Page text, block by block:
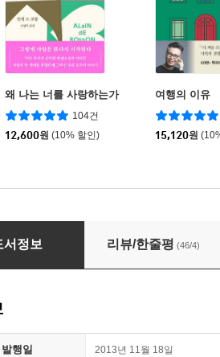
왜 나는 너를 사랑하는가
104건
12,600원 (10% 할인)
여행의 이유
15,120원
하여
서정보 리뷰/한줄평 (46/4)
발행일 2013년 11월 18일